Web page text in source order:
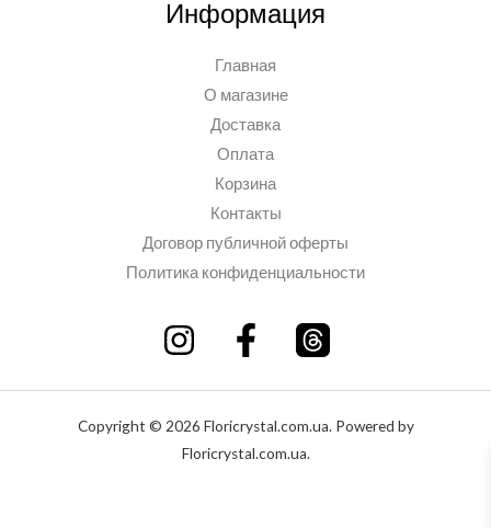
Информация
Главная
О магазине
Доставка
Оплата
Корзина
Контакты
Договор публичной оферты
Политика конфиденциальности
Copyright © 2026 Floricrystal.com.ua. Powered by
Floricrystal.com.ua.